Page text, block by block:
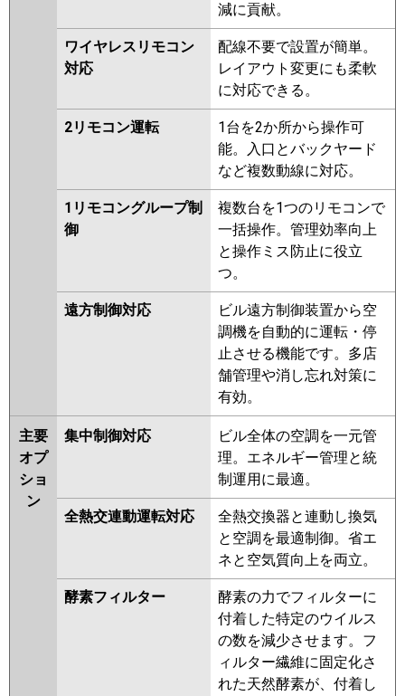
減に貢献。
ワイヤレスリモコン
対応
配線不要で設置が簡単。
レイアウト変更にも柔軟
に対応できる。
2リモコン運転
1台を2か所から操作可
能。入口とバックヤード
など複数動線に対応。
1リモコングループ制
御
複数台を1つのリモコンで
一括操作。管理効率向上
と操作ミス防止に役立
つ。
遠方制御対応
ビル遠方制御装置から空
調機を自動的に運転・停
止させる機能です。多店
舗管理や消し忘れ対策に
有効。
主要
オプ
ショ
ン
集中制御対応
ビル全体の空調を一元管
理。エネルギー管理と統
制運用に最適。
全熱交連動運転対応
全熱交換器と連動し換気
と空調を最適制御。省エ
ネと空気質向上を両立。
酵素フィルター
酵素の力でフィルターに
付着した特定のウイルス
の数を減少させます。フ
ィルター繊維に固定化さ
れた天然酵素が、付着し